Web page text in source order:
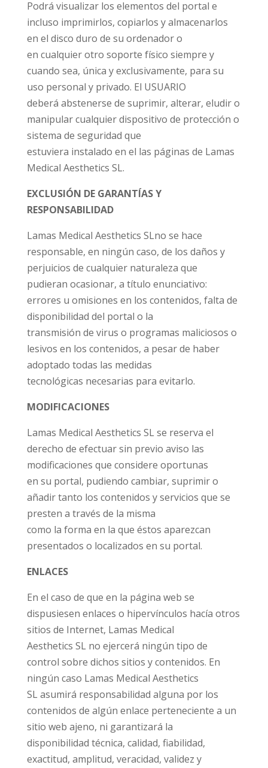
Podrá visualizar los elementos del portal e
incluso imprimirlos, copiarlos y almacenarlos
en el disco duro de su ordenador o
en cualquier otro soporte físico siempre y
cuando sea, única y exclusivamente, para su
uso personal y privado. El USUARIO
deberá abstenerse de suprimir, alterar, eludir o
manipular cualquier dispositivo de protección o
sistema de seguridad que
estuviera instalado en el las páginas de Lamas
Medical Aesthetics SL.
EXCLUSIÓN DE GARANTÍAS Y
RESPONSABILIDAD
Lamas Medical Aesthetics SLno se hace
responsable, en ningún caso, de los daños y
perjuicios de cualquier naturaleza que
pudieran ocasionar, a título enunciativo:
errores u omisiones en los contenidos, falta de
disponibilidad del portal o la
transmisión de virus o programas maliciosos o
lesivos en los contenidos, a pesar de haber
adoptado todas las medidas
tecnológicas necesarias para evitarlo.
MODIFICACIONES
Lamas Medical Aesthetics SL se reserva el
derecho de efectuar sin previo aviso las
modificaciones que considere oportunas
en su portal, pudiendo cambiar, suprimir o
añadir tanto los contenidos y servicios que se
presten a través de la misma
como la forma en la que éstos aparezcan
presentados o localizados en su portal.
ENLACES
En el caso de que en la página web se
dispusiesen enlaces o hipervínculos hacía otros
sitios de Internet, Lamas Medical
Aesthetics SL no ejercerá ningún tipo de
control sobre dichos sitios y contenidos. En
ningún caso Lamas Medical Aesthetics
SL asumirá responsabilidad alguna por los
contenidos de algún enlace perteneciente a un
sitio web ajeno, ni garantizará la
disponibilidad técnica, calidad, fiabilidad,
exactitud, amplitud, veracidad, validez y